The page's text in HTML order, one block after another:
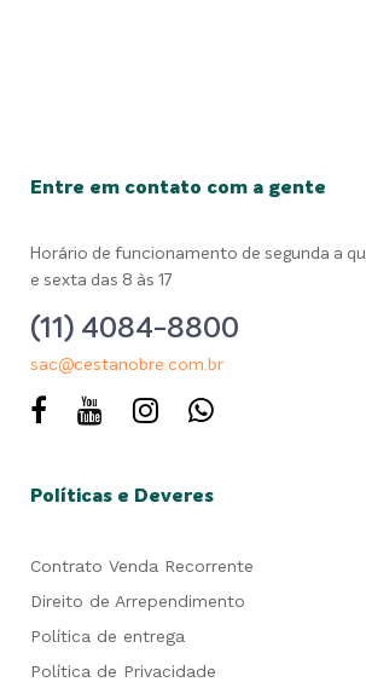
Entre em contato com a gente
Horário de funcionamento de segunda a
e sexta das 8 às 17
(11) 4084-8800
sac@cestanobre.com.br
Políticas e Deveres
Contrato Venda Recorrente
Direito de Arrependimento
Política de entrega
Política de Privacidade